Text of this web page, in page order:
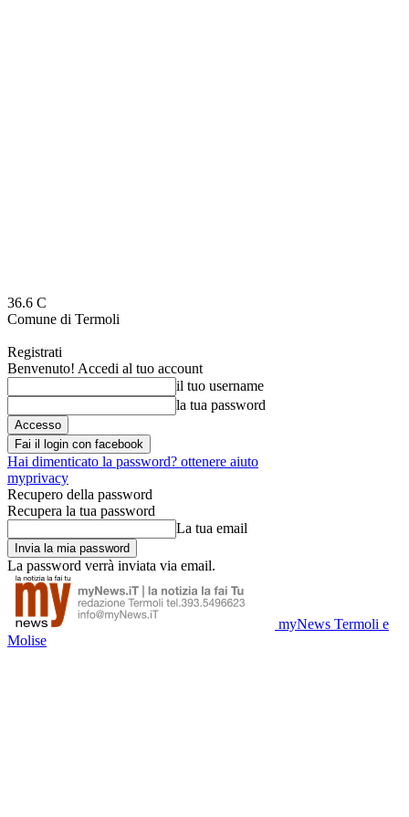
36.6 C
Comune di Termoli
Registrati
Benvenuto! Accedi al tuo account
il tuo username
la tua password
Fai il login con facebook
Hai dimenticato la password? ottenere aiuto
myprivacy
Recupero della password
Recupera la tua password
La tua email
La password verrà inviata via email.
myNews Termoli e
Molise